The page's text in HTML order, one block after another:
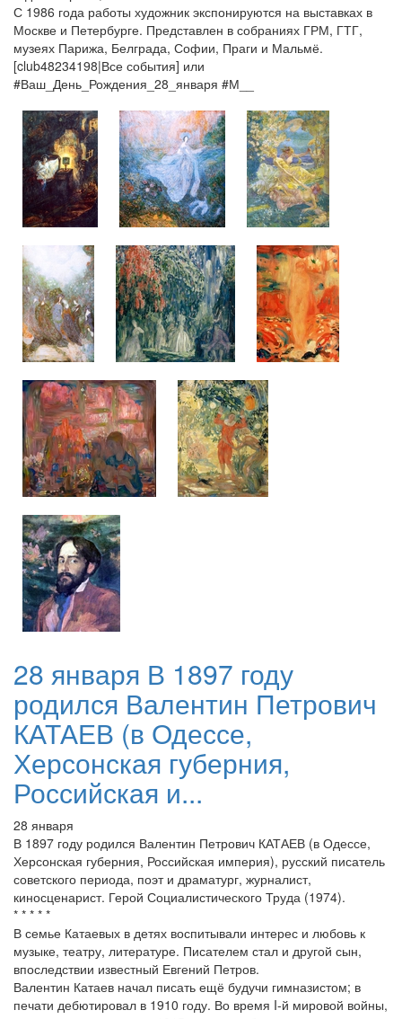
С 1986 года работы художник экспонируются на выставках в
Москве и Петербурге. Представлен в собраниях ГРМ, ГТГ,
музеях Парижа, Белграда, Софии, Праги и Мальмё.
[club48234198|Все события] или
#Ваш_День_Рождения_28_января #М__
28 января В 1897 году
родился Валентин Петрович
КАТАЕВ (в Одессе,
Херсонская губерния,
Российская и...
28 января
В 1897 году родился Валентин Петрович КАТАЕВ (в Одессе,
Херсонская губерния, Российская империя), русский писатель
советского периода, поэт и драматург, журналист,
киносценарист. Герой Социалистического Труда (1974).
* * * * *
В семье Катаевых в детях воспитывали интерес и любовь к
музыке, театру, литературе. Писателем стал и другой сын,
впоследствии известный Евгений Петров.
Валентин Катаев начал писать ещё будучи гимназистом; в
печати дебютировал в 1910 году. Во время I-й мировой войны,